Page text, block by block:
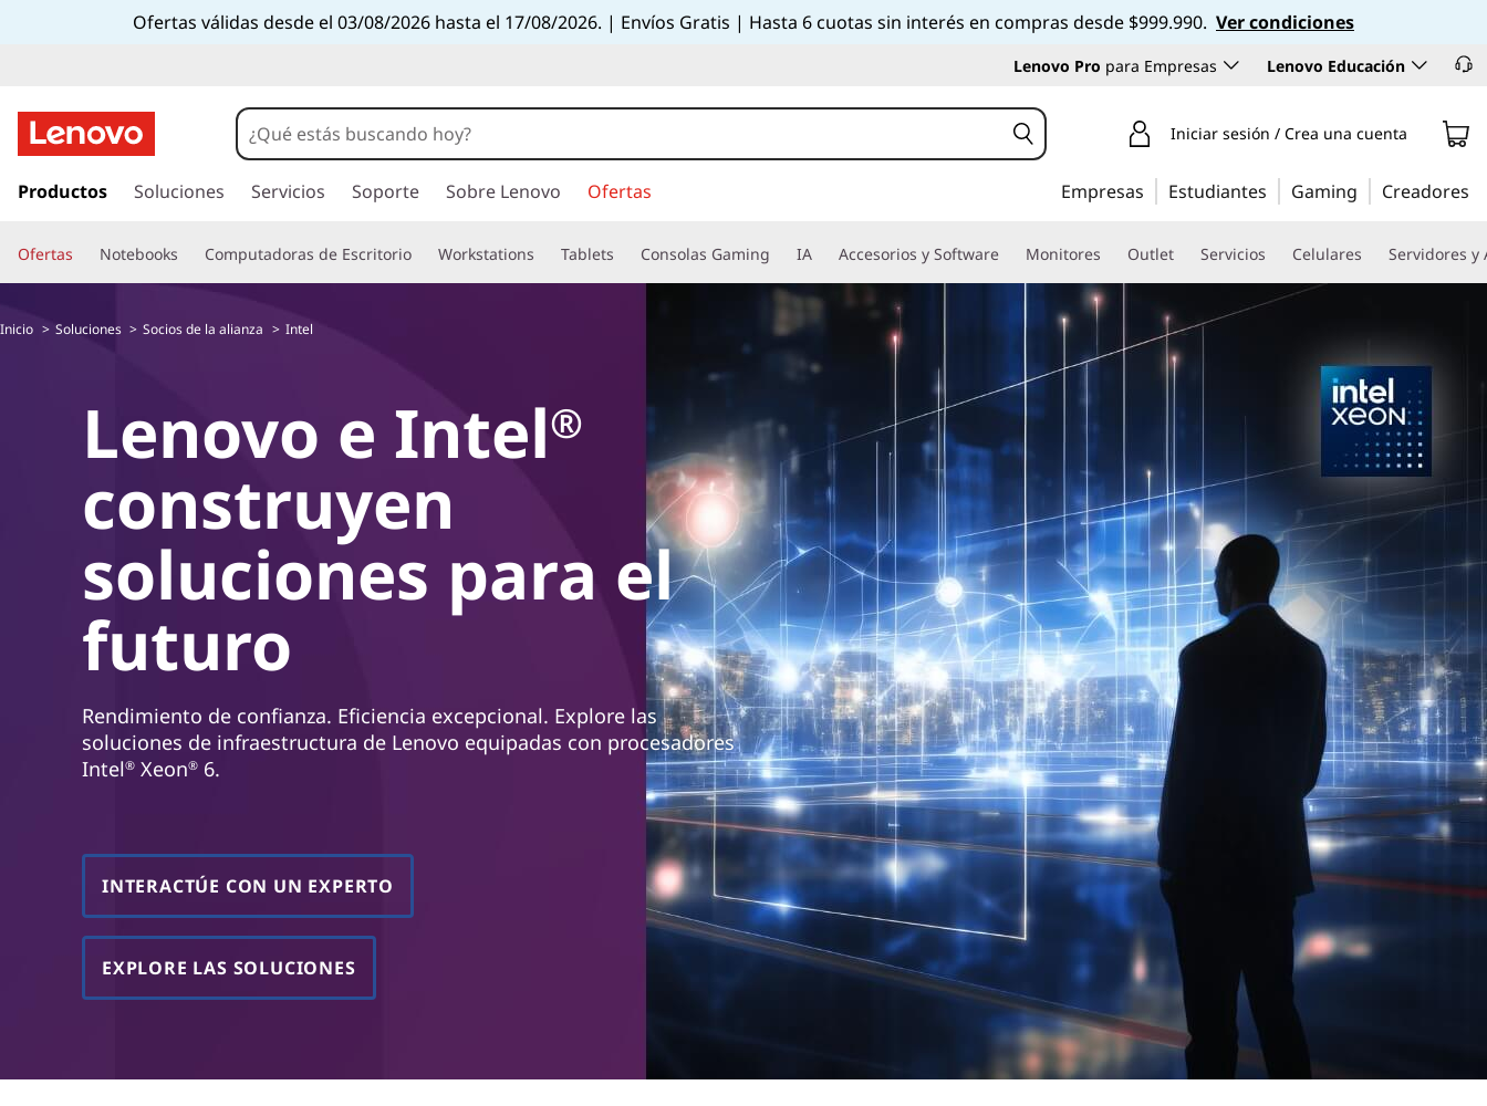
Ofertas válidas desde el 03/08/2026 hasta el 17/08/2026. | Envíos Gratis | Hasta 6 cuotas sin interés en compras desde $999.990. Ver condiciones
Lenovo Pro para Empresas Lenovo Educación
r
c
o
t
Iniciar sesión / Crea una cuenta
Productos Soluciones Servicios Soporte Sobre Lenovo Ofertas Empresas Estudiantes Gaming Creadores
Ofertas Notebooks Computadoras de Escritorio Workstations Tablets Consolas Gaming IA Accesorios y Software Monitores Outlet Servicios Celulares Servidores y
Inicio Soluciones Socios de la alianza Intel
Lenovo e Intel®
construyen
soluciones para el
futuro
Rendimiento de confianza. Eficiencia excepcional. Explore las
soluciones de infraestructura de Lenovo equipadas con procesadores
Intel®Xeon®6.
INTERACTÚE CON UN EXPERTO
EXPLORE LAS SOLUCIONES